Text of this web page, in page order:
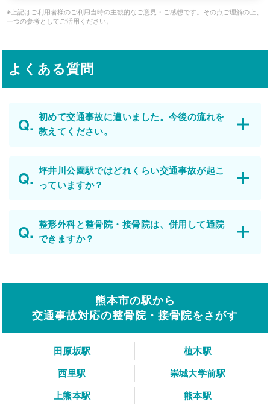
※上記はご利用者様のご利用当時の主観的なご意見・ご感想です。その点ご理解の上、
一つの参考としてご活用ください。
よくある質問
初めて交通事故に遭いました。今後の流れを
教えてください。
坪井川公園駅ではどれくらい交通事故が起こ
っていますか？
整形外科と整骨院・接骨院は、併用して通院
できますか？
熊本市の駅から
交通事故対応の整骨院・接骨院をさがす
田原坂駅
植木駅
西里駅
崇城大学前駅
上熊本駅
熊本駅